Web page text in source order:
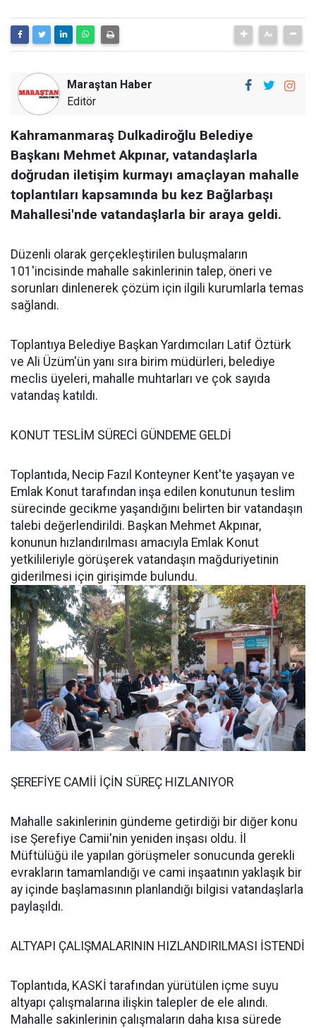
Maraştan Haber
Editör
Kahramanmaraş Dulkadiroğlu Belediye
Başkanı Mehmet Akpınar, vatandaşlarla
doğrudan iletişim kurmayı amaçlayan mahalle
toplantıları kapsamında bu kez Bağlarbaşı
Mahallesi'nde vatandaşlarla bir araya geldi.
Düzenli olarak gerçekleştirilen buluşmaların
101'incisinde mahalle sakinlerinin talep, öneri ve
sorunları dinlenerek çözüm için ilgili kurumlarla temas
sağlandı.
Toplantıya Belediye Başkan Yardımcıları Latif Öztürk
ve Ali Üzüm'ün yanı sıra birim müdürleri, belediye
meclis üyeleri, mahalle muhtarları ve çok sayıda
vatandaş katıldı.
KONUT TESLİM SÜRECİ GÜNDEME GELDİ
Toplantıda, Necip Fazıl Konteyner Kent'te yaşayan ve
Emlak Konut tarafından inşa edilen konutunun teslim
sürecinde gecikme yaşandığını belirten bir vatandaşın
talebi değerlendirildi. Başkan Mehmet Akpınar,
konunun hızlandırılması amacıyla Emlak Konut
yetkilileriyle görüşerek vatandaşın mağduriyetinin
giderilmesi için girişimde bulundu.
ŞEREFİYE CAMİİ İÇİN SÜREÇ HIZLANIYOR
Mahalle sakinlerinin gündeme getirdiği bir diğer konu
ise Şerefiye Camii'nin yeniden inşası oldu. İl
Müftülüğü ile yapılan görüşmeler sonucunda gerekli
evrakların tamamlandığı ve cami inşaatının yaklaşık bir
ay içinde başlamasının planlandığı bilgisi vatandaşlarla
paylaşıldı.
ALTYAPI ÇALIŞMALARININ HIZLANDIRILMASI İSTENDİ
Toplantıda, KASKİ tarafından yürütülen içme suyu
altyapı çalışmalarına ilişkin talepler de ele alındı.
Mahalle sakinlerinin çalışmaların daha kısa sürede